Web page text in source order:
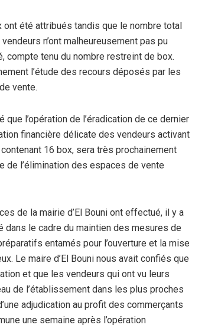
ont été attribués tandis que le nombre total
n’ont malheureusement pas pu
compte tenu du nombre restreint de box.
l’étude des recours déposés par les
vente.
l’opération de l’éradication de ce dernier
financière délicate des vendeurs activant
16 box, sera très prochainement
de l’élimination des espaces de vente
de la mairie d’El Bouni ont effectué, il y a
dans le cadre du maintien des mesures de
entamés pour l’ouverture et la mise
Le maire d’El Bouni nous avait confiés que
et que les vendeurs qui ont vu leurs
de l’établissement dans les plus proches
adjudication au profit des commerçants
une semaine après l’opération